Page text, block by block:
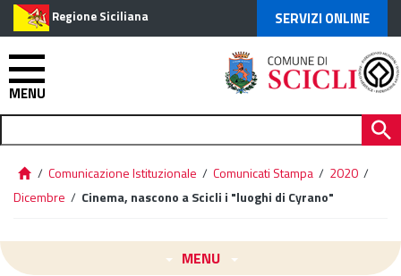
Regione Siciliana SERVIZI ONLINE
MENU
/ Comunicazione Istituzionale / Comunicati Stampa / 2020 /
Dicembre / Cinema, nascono a Scicli i "luoghi di Cyrano"
MENU